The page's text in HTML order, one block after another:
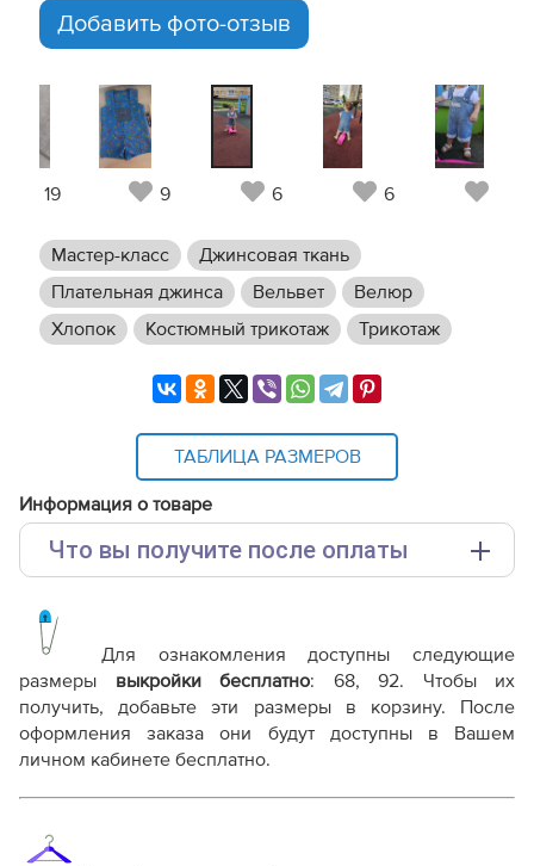
Добавить фото-отзыв
19 9 6 6
Мастер-класс
Джинсовая ткань
Плательная джинса
Вельвет
Велюр
Хлопок
Костюмный трикотаж Трикотаж
ТАБЛИЦА РАЗМЕРОВ
Информация о товаре
Что вы получите после оплаты
Выкройка PDF для печати на принтере A4 или
плоттере A0 с шириной печати 810мм в зависимости
от выбора формата
Инструкция-полукомбинезон-Малыш813.pdf
Дополнительные файлы:
Терминология машинных работ
Дополнение к технологии пошива
Для ознакомления доступны следующие
размеры
выкройки бесплатно: 68, 92. Чтобы их
получить, добавьте эти размеры в корзину. После
оформления заказа они будут доступны в Вашем
личном кабинете бесплатно.